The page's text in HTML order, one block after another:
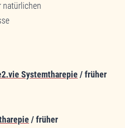
natürlichen
Systemtharepie / früher
/ früher